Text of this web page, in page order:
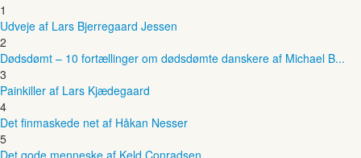
1
Udveje af Lars Bjerregaard Jessen
2
Dødsdømt – 10 fortællinger om dødsdømte danskere af Michael B...
3
Painkiller af Lars Kjædegaard
4
Det finmaskede net af Håkan Nesser
5
Det gode menneske af Keld Conradsen